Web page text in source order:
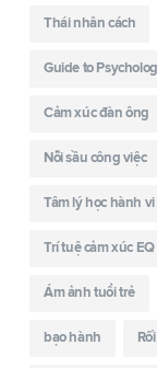
Thái nhân cách
Guide to
Cảm xúc đàn ông
Nỗi sầu công việc
Tâm lý học hành vi
Trí tuệ cảm xúc EQ
Ám ảnh tuổi trẻ
bạo hành